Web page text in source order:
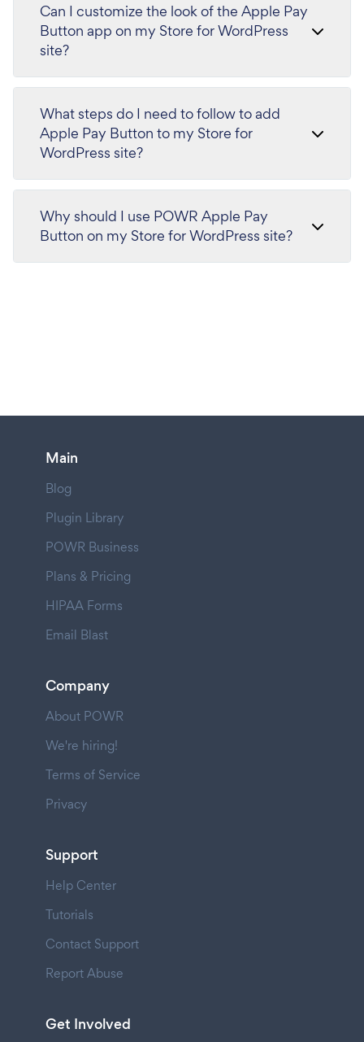
Can I customize the look of the Apple Pay
Button app on my Store for WordPress
site?
What steps do I need to follow to add
Apple Pay Button to my Store for
WordPress site?
Why should I use POWR Apple Pay
Button on my Store for WordPress site?
Main
Blog
Plugin Library
POWR Business
Plans & Pricing
HIPAA Forms
Email Blast
Company
About POWR
We're hiring!
Terms of Service
Privacy
Support
Help Center
Tutorials
Contact Support
Report Abuse
Get Involved